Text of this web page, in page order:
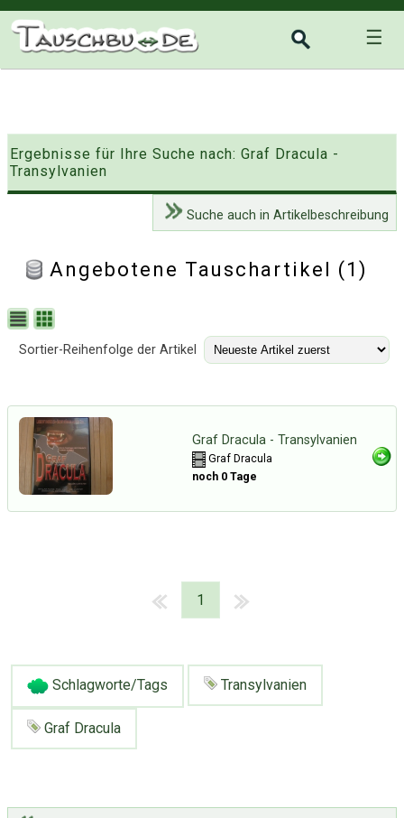
☰
Ergebnisse für Ihre Suche nach: Graf Dracula -
Transylvanien
Suche auch in Artikelbeschreibung
Angebotene Tauschartikel (1)
Sortier-Reihenfolge der Artikel
Graf Dracula - Transylvanien
Graf Dracula
noch 0 Tage
1
Schlagworte/Tags Transylvanien
Graf Dracula